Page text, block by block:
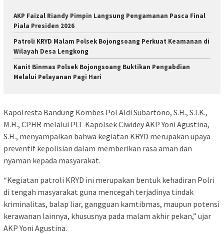
AKP Faizal Riandy Pimpin Langsung Pengamanan Pasca Final
Piala Presiden 2026
Patroli KRYD Malam Polsek Bojongsoang Perkuat Keamanan di
Wilayah Desa Lengkong
Kanit Binmas Polsek Bojongsoang Buktikan Pengabdian
Melalui Pelayanan Pagi Hari
Kapolresta Bandung Kombes Pol Aldi Subartono, S.H., S.I.K.,
M.H., CPHR melalui PLT Kapolsek Ciwidey AKP Yoni Agustina,
S.H., menyampaikan bahwa kegiatan KRYD merupakan upaya
preventif kepolisian dalam memberikan rasa aman dan
nyaman kepada masyarakat.
“Kegiatan patroli KRYD ini merupakan bentuk kehadiran Polri
di tengah masyarakat guna mencegah terjadinya tindak
kriminalitas, balap liar, gangguan kamtibmas, maupun potensi
kerawanan lainnya, khususnya pada malam akhir pekan,” ujar
AKP Yoni Agustina.